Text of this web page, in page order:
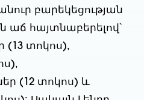
բարեկեցության
աճ հայտնաբերելով՝
(13 տոկոս),
(12 տոկոս) և